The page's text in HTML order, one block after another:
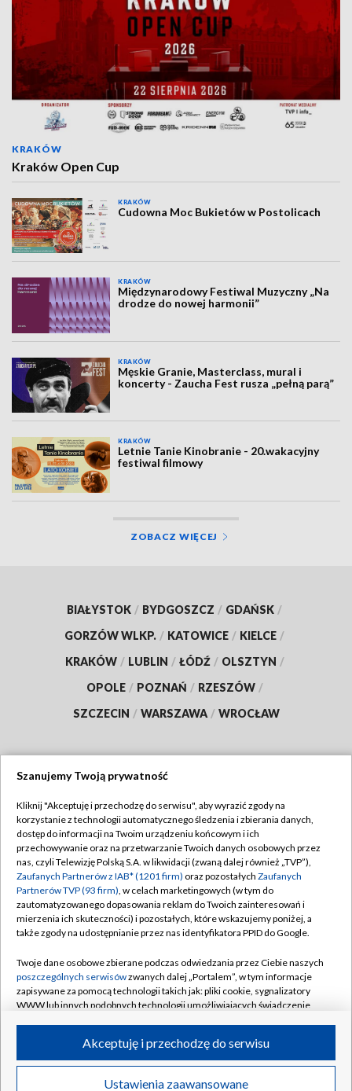
KRAKÓW
Kraków Open Cup
KRAKÓW
Cudowna Moc Bukietów w Postolicach
KRAKÓW
Międzynarodowy Festiwal Muzyczny „Na
drodze do nowej harmonii”
KRAKÓW
Męskie Granie, Masterclass, mural i
koncerty - Zaucha Fest rusza „pełną parą”
KRAKÓW
Letnie Tanie Kinobranie - 20.wakacyjny
festiwal filmowy
ZOBACZ WIĘCEJ
BIAŁYSTOK / BYDGOSZCZ / GDAŃSK /
GORZÓW WLKP. / KATOWICE / KIELCE /
KRAKÓW / LUBLIN / ŁÓDŹ / OLSZTYN /
OPOLE / POZNAŃ / RZESZÓW /
SZCZECIN / WARSZAWA / WROCŁAW
TVP
Abonament TVP
Emisja w TVP
Centrum informacji TVP
Naziemna Telewizja Cyfrowa
Rada Programowa
System NOS
Informacje o nadawcy
Program dla prasy
Regulamin TVP
Polityka prywatności
Moje zgody
Pomoc
Kontakt
Kanały
©2026 Telewizja Polska S.A. w likwidacji
Szanujemy Twoją prywatność
Kliknij "Akceptuję i przechodzę do serwisu", aby wyrazić zgody na
korzystanie z technologii automatycznego śledzenia i zbierania danych,
dostęp do informacji na Twoim urządzeniu końcowym i ich
przechowywanie oraz na przetwarzanie Twoich danych osobowych przez
nas, czyli Telewizję Polską S.A. w likwidacji (zwaną dalej również „TVP”),
Zaufanych Partnerów z IAB* (1201 firm) oraz pozostałych Zaufanych
Partnerów TVP (93 firm), w celach marketingowych (w tym do
zautomatyzowanego dopasowania reklam do Twoich zainteresowań i
mierzenia ich skuteczności) i pozostałych, które wskazujemy poniżej, a
także zgody na udostępnianie przez nas identyfikatora PPID do Google.
Twoje dane osobowe zbierane podczas odwiedzania przez Ciebie naszych
poszczególnych serwisówzwanych dalej „Portalem”, w tym informacje
zapisywane za pomocą technologii takich jak: pliki cookie, sygnalizatory
WWW lub innych podobnych technologii umożliwiających świadczenie
ruchu w Internecie.
Twoje dane osobowe zbierane podczas odwiedzania przez Ciebie
Ustawienia zaawansowane
Akceptuję i przechodzę do serwisu